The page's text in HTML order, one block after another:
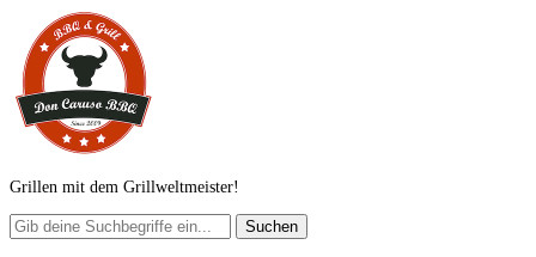
Grillen mit dem Grillweltmeister!